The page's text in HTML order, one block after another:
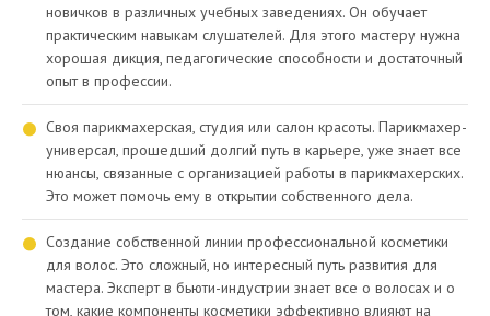
новичков в различных учебных заведениях. Он обучает
практическим навыкам слушателей. Для этого мастеру нужна
хорошая дикция, педагогические способности и достаточный
опыт в профессии.
Своя парикмахерская, студия или салон красоты. Парикмахер-
универсал, прошедший долгий путь в карьере, уже знает все
нюансы, связанные с организацией работы в парикмахерских.
Это может помочь ему в открытии собственного дела.
Создание собственной линии профессиональной косметики
для волос. Это сложный, но интересный путь развития для
мастера. Эксперт в бьюти-индустрии знает все о волосах и о
том, какие компоненты косметики эффективно влияют на